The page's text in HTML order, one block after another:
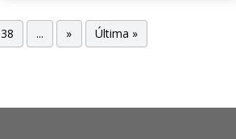
38 ... » Última »